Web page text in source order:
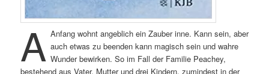
A Anfang wohnt angeblich ein Zauber inne. Kann sein, aber
auch etwas zu beenden kann magisch sein und wahre
Wunder bewirken. So im Fall der Familie Peachey,
bestehend aus Vater, Mutter und drei Kindern, zumindest in der